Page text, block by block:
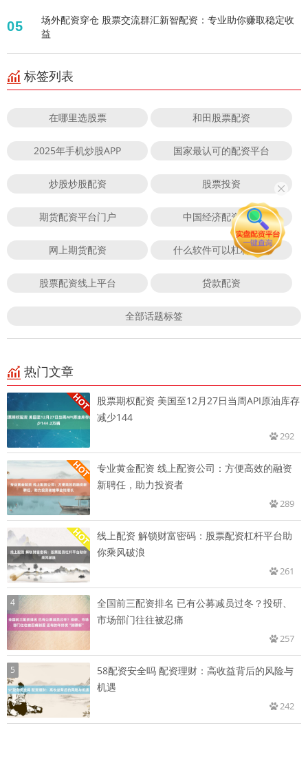
05
场外配资穿仓 股票交流群汇新智配资：专业助你赚取稳定收
益
标签列表
在哪里选股票 和田股票配资
2025年手机炒股APP 国家最认可的配资平台
炒股炒股配资 股票投资
期货配资平台门户 中国经济配资平台
网上期货配资 什么软件可以杠杆炒股
股票配资线上平台 贷款配资
全部话题标签
热门文章
股票期权配资 美国至12月27日当周API原油库存
减少144
292
专业黄金配资 线上配资公司：方便高效的融资
新聘任，助力投资者
289
线上配资 解锁财富密码：股票配资杠杆平台助
你乘风破浪
261
4
全国前三配资排名 已有公募减员过冬？投研、
市场部门往往被忍痛
257
5
58配资安全吗 配资理财：高收益背后的风险与
机遇
242